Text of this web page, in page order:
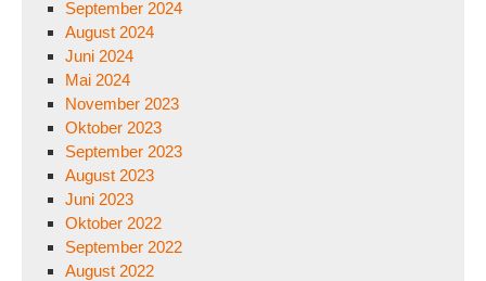
September 2024
August 2024
Juni 2024
Mai 2024
November 2023
Oktober 2023
September 2023
August 2023
Juni 2023
Oktober 2022
September 2022
August 2022